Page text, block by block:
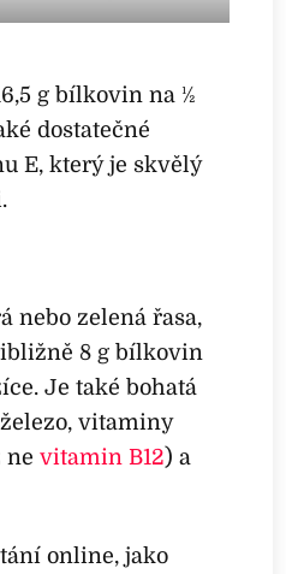
g bílkovin na ½
dostatečné
E, který je skvělý
nebo zelená řasa,
8 g bílkovin
Je také bohatá
vitaminy
nevitamin B12) a
online, jako